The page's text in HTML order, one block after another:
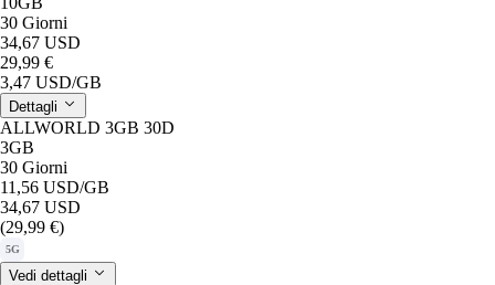
30 Giorni
34,67 USD
29,99 €
3,47 USD/GB
Dettagli
ALLWORLD 3GB 30D
3GB
30 Giorni
11,56 USD/GB
34,67 USD
(29,99 €)
5G
Vedi dettagli